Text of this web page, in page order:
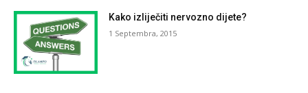
Kako izliječiti nervozno dijete?
1 Septembra, 2015